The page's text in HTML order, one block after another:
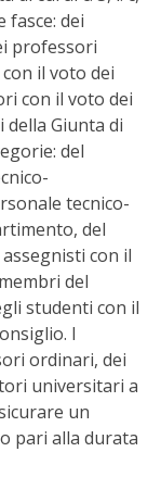
fasce: dei
professori
il voto dei
con il voto dei
della Giunta di
del
tecnico-
del
con il
del
studenti con il
I
ordinari, dei
universitari a
un
pari alla durata